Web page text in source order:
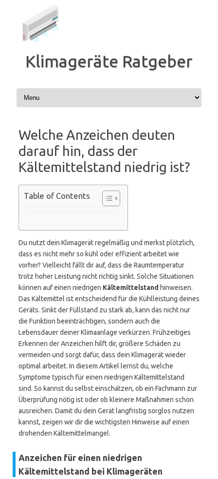
Klimageräte Ratgeber
Welche Anzeichen deuten
darauf hin, dass der
Kältemittelstand niedrig ist?
Table of Contents
Du nutzt dein Klimagerät regelmäßig und merkst plötzlich,
dass es nicht mehr so kühl oder effizient arbeitet wie
vorher? Vielleicht fällt dir auf, dass die Raumtemperatur
trotz hoher Leistung nicht richtig sinkt. Solche Situationen
können auf einen niedrigen Kältemittelstand hinweisen.
Das Kältemittel ist entscheidend für die Kühlleistung deines
Geräts. Sinkt der Füllstand zu stark ab, kann das nicht nur
die Funktion beeinträchtigen, sondern auch die
Lebensdauer deiner Klimaanlage verkürzen. Frühzeitiges
Erkennen der Anzeichen hilft dir, größere Schäden zu
vermeiden und sorgt dafür, dass dein Klimagerät wieder
optimal arbeitet. In diesem Artikel lernst du, welche
Symptome typisch für einen niedrigen Kältemittelstand
sind. So kannst du selbst einschätzen, ob ein Fachmann zur
Überprüfung nötig ist oder ob kleinere Maßnahmen schon
ausreichen. Damit du dein Gerät langfristig sorglos nutzen
kannst, zeigen wir dir die wichtigsten Hinweise auf einen
drohenden Kältemittelmangel.
Anzeichen für einen niedrigen
Kältemittelstand bei Klimageräten